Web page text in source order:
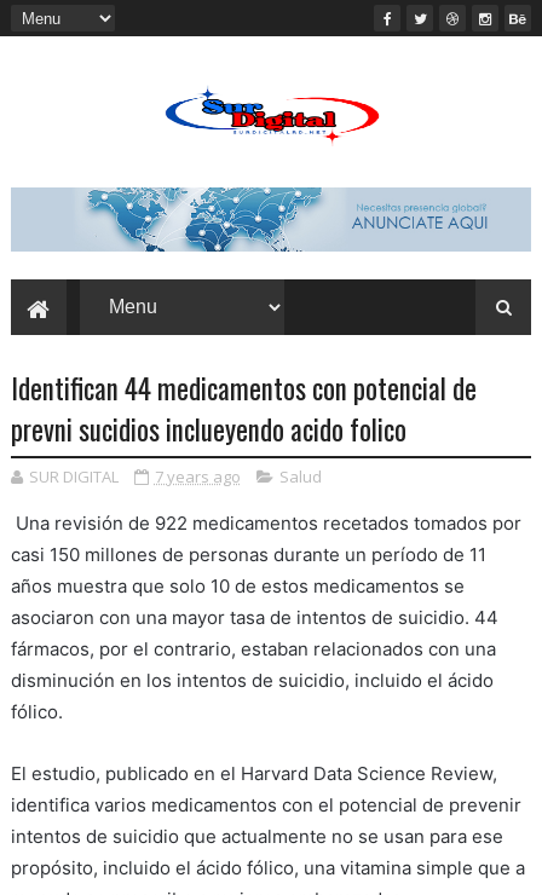
Identifican 44 medicamentos con potencial de
prevni sucidios inclueyendo acido folico
SUR DIGITAL 7 years ago Salud
Una revisión de 922 medicamentos recetados tomados por
casi 150 millones de personas durante un período de 11
años muestra que solo 10 de estos medicamentos se
asociaron con una mayor tasa de intentos de suicidio. 44
fármacos, por el contrario, estaban relacionados con una
disminución en los intentos de suicidio, incluido el ácido
fólico.
El estudio, publicado en el Harvard Data Science Review,
identifica varios medicamentos con el potencial de prevenir
intentos de suicidio que actualmente no se usan para ese
propósito, incluido el ácido fólico, una vitamina simple que a